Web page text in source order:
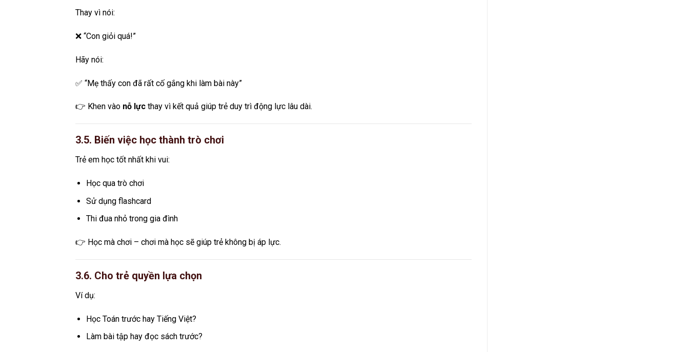
Thay vì nói:
❌ “Con giỏi quá!”
Hãy nói:
✅ “Mẹ thấy con đã rất cố gắng khi làm bài này”
👉 Khen vào nỗ lực thay vì kết quả giúp trẻ duy trì động lực lâu dài.
3.5. Biến việc học thành trò chơi
Trẻ em học tốt nhất khi vui:
Học qua trò chơi
Sử dụng flashcard
Thi đua nhỏ trong gia đình
👉 Học mà chơi – chơi mà học sẽ giúp trẻ không bị áp lực.
3.6. Cho trẻ quyền lựa chọn
Ví dụ:
Học Toán trước hay Tiếng Việt?
Làm bài tập hay đọc sách trước?